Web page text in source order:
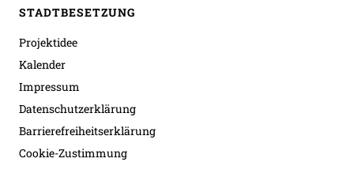
STADTBESETZUNG
Projektidee
Kalender
Impressum
Datenschutzerklärung
Barrierefreiheitserklärung
Cookie-Zustimmung